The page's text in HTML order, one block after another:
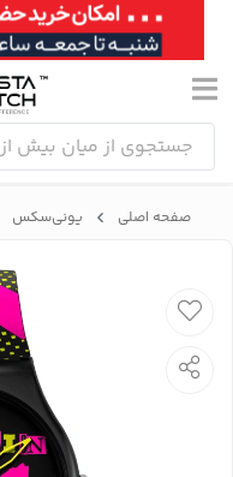
صفحه اصلی یونی‌سکس